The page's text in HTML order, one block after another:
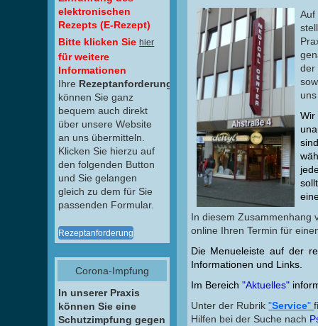
elektronischen
Rezepts (E-Rezept)
Bitte klicken Siehier
für weitere
Informationen
Ihre Rezeptanforderungen
können Sie ganz
bequem auch direkt
über unsere Website
an uns übermitteln.
Klicken Sie hierzu auf
den folgenden Button
und Sie gelangen
gleich zu dem für Sie
passenden Formular.
Rezeptanforderung
Corona-Impfung
In unserer Praxis
können Sie eine
Schutzimpfung gegen
In diesem Zusammenhang
online Ihren Termin für
Die Menueleiste auf der
Informationen und Links.
Im Bereich "Aktuelles"
Unter der Rubrik"Service"
Hilfen bei der Suche nach